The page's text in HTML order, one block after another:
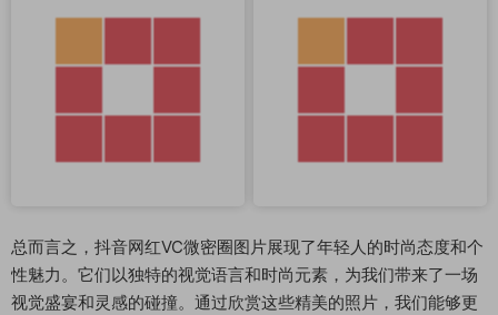
总而言之，抖音网红VC微密圈图片展现了年轻人的时尚态度和个
性魅力。它们以独特的视觉语言和时尚元素，为我们带来了一场
视觉盛宴和灵感的碰撞。通过欣赏这些精美的照片，我们能够更